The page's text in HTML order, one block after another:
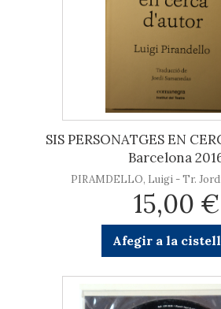
SIS PERSONATGES EN
Barcelona
PIRAMDELLO, Luigi - Tr.
15,00 €
Afegir a la